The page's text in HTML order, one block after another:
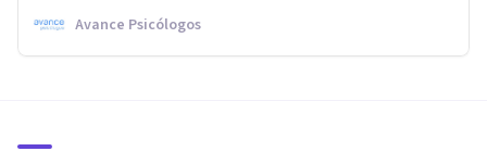
Avance Psicólogos